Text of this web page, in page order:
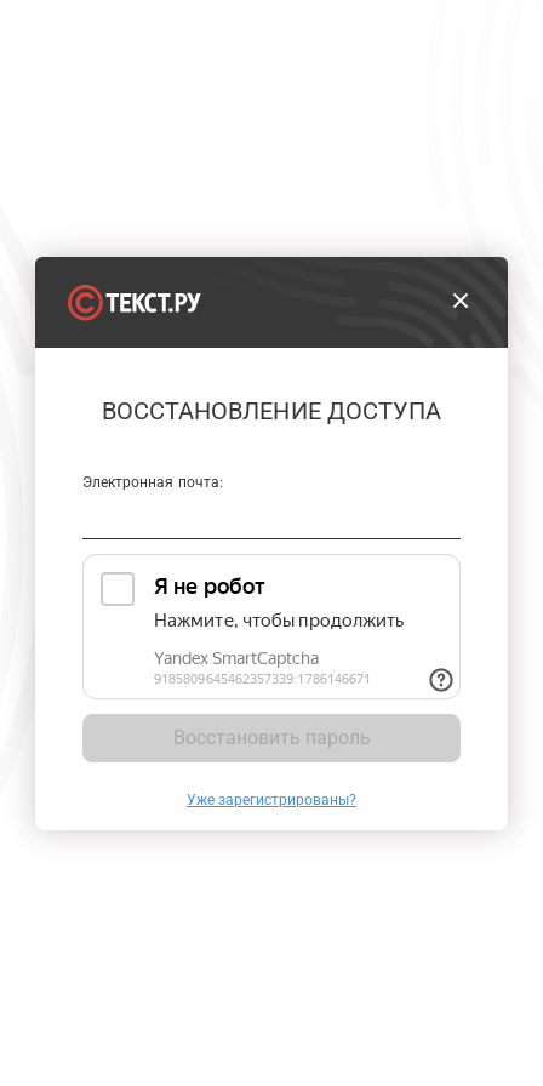
ВОССТАНОВЛЕНИЕ ДОСТУПА
Электронная почта:
Восстановить пароль
Уже зарегистрированы?